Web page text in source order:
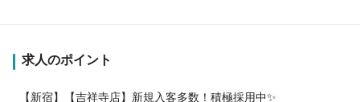
求人のポイント
【新宿】【吉祥寺店】新規入客多数！積極採用中✨